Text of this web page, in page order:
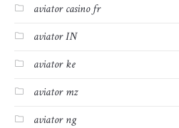
aviator casino fr
aviator IN
aviator ke
aviator mz
aviator ng